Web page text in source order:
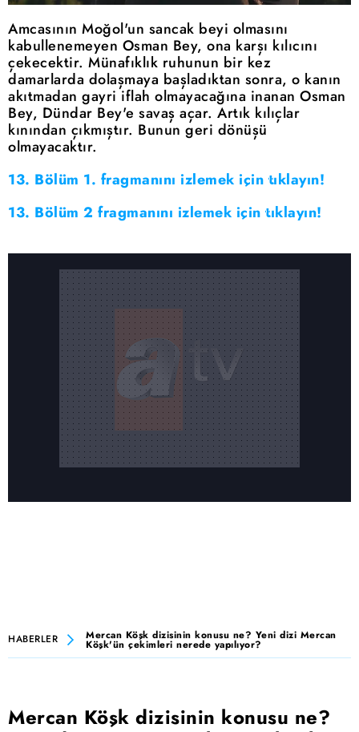
Amcasının Moğol'un sancak beyi olmasını
kabullenemeyen Osman Bey, ona karşı kılıcını
çekecektir. Münafıklık ruhunun bir kez
damarlarda dolaşmaya başladıktan sonra, o kanın
akıtmadan gayri iflah olmayacağına inanan Osman
Bey, Dündar Bey'e savaş açar. Artık kılıçlar
kınından çıkmıştır. Bunun geri dönüşü
olmayacaktır.
13. Bölüm 1. fragmanını izlemek için tıklayın!
13. Bölüm 2 fragmanını izlemek için tıklayın!
HABERLER Mercan Köşk dizisinin konusu ne? Yeni dizi Mercan
Köşk'ün çekimleri nerede yapılıyor?
Mercan Köşk dizisinin konusu ne?